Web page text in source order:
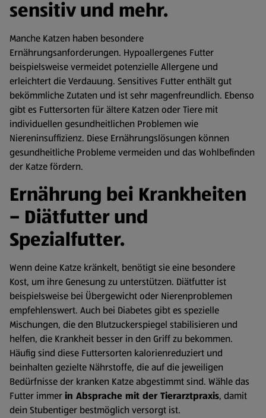
sensitiv und mehr.
Manche Katzen haben besondere
Ernährungsanforderungen. Hypoallergenes Futter
beispielsweise vermeidet potenzielle Allergene und
erleichtert die Verdauung. Sensitives Futter enthält gut
bekömmliche Zutaten und ist sehr magenfreundlich. Ebenso
gibt es Futtersorten für ältere Katzen oder Tiere mit
individuellen gesundheitlichen Problemen wie
Niereninsuffizienz. Diese Ernährungslösungen können
gesundheitliche Probleme vermeiden und das Wohlbefinden
der Katze fördern.
Ernährung bei Krankheiten
– Diätfutter und
Spezialfutter.
Wenn deine Katze kränkelt, benötigt sie eine besondere
Kost, um ihre Genesung zu unterstützen. Diätfutter ist
beispielsweise bei Übergewicht oder Nierenproblemen
empfehlenswert. Auch bei Diabetes gibt es spezielle
Mischungen, die den Blutzuckerspiegel stabilisieren und
helfen, die Krankheit besser in den Griff zu bekommen.
Häufig sind diese Futtersorten kalorienreduziert und
beinhalten gezielte Nährstoffe, die auf die jeweiligen
Bedürfnisse der kranken Katze abgestimmt sind. Wähle das
Futter immer in Absprache mit der Tierarztpraxis, damit
dein Stubentiger bestmöglich versorgt ist.